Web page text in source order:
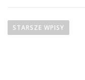
aSTARSZE WPISY